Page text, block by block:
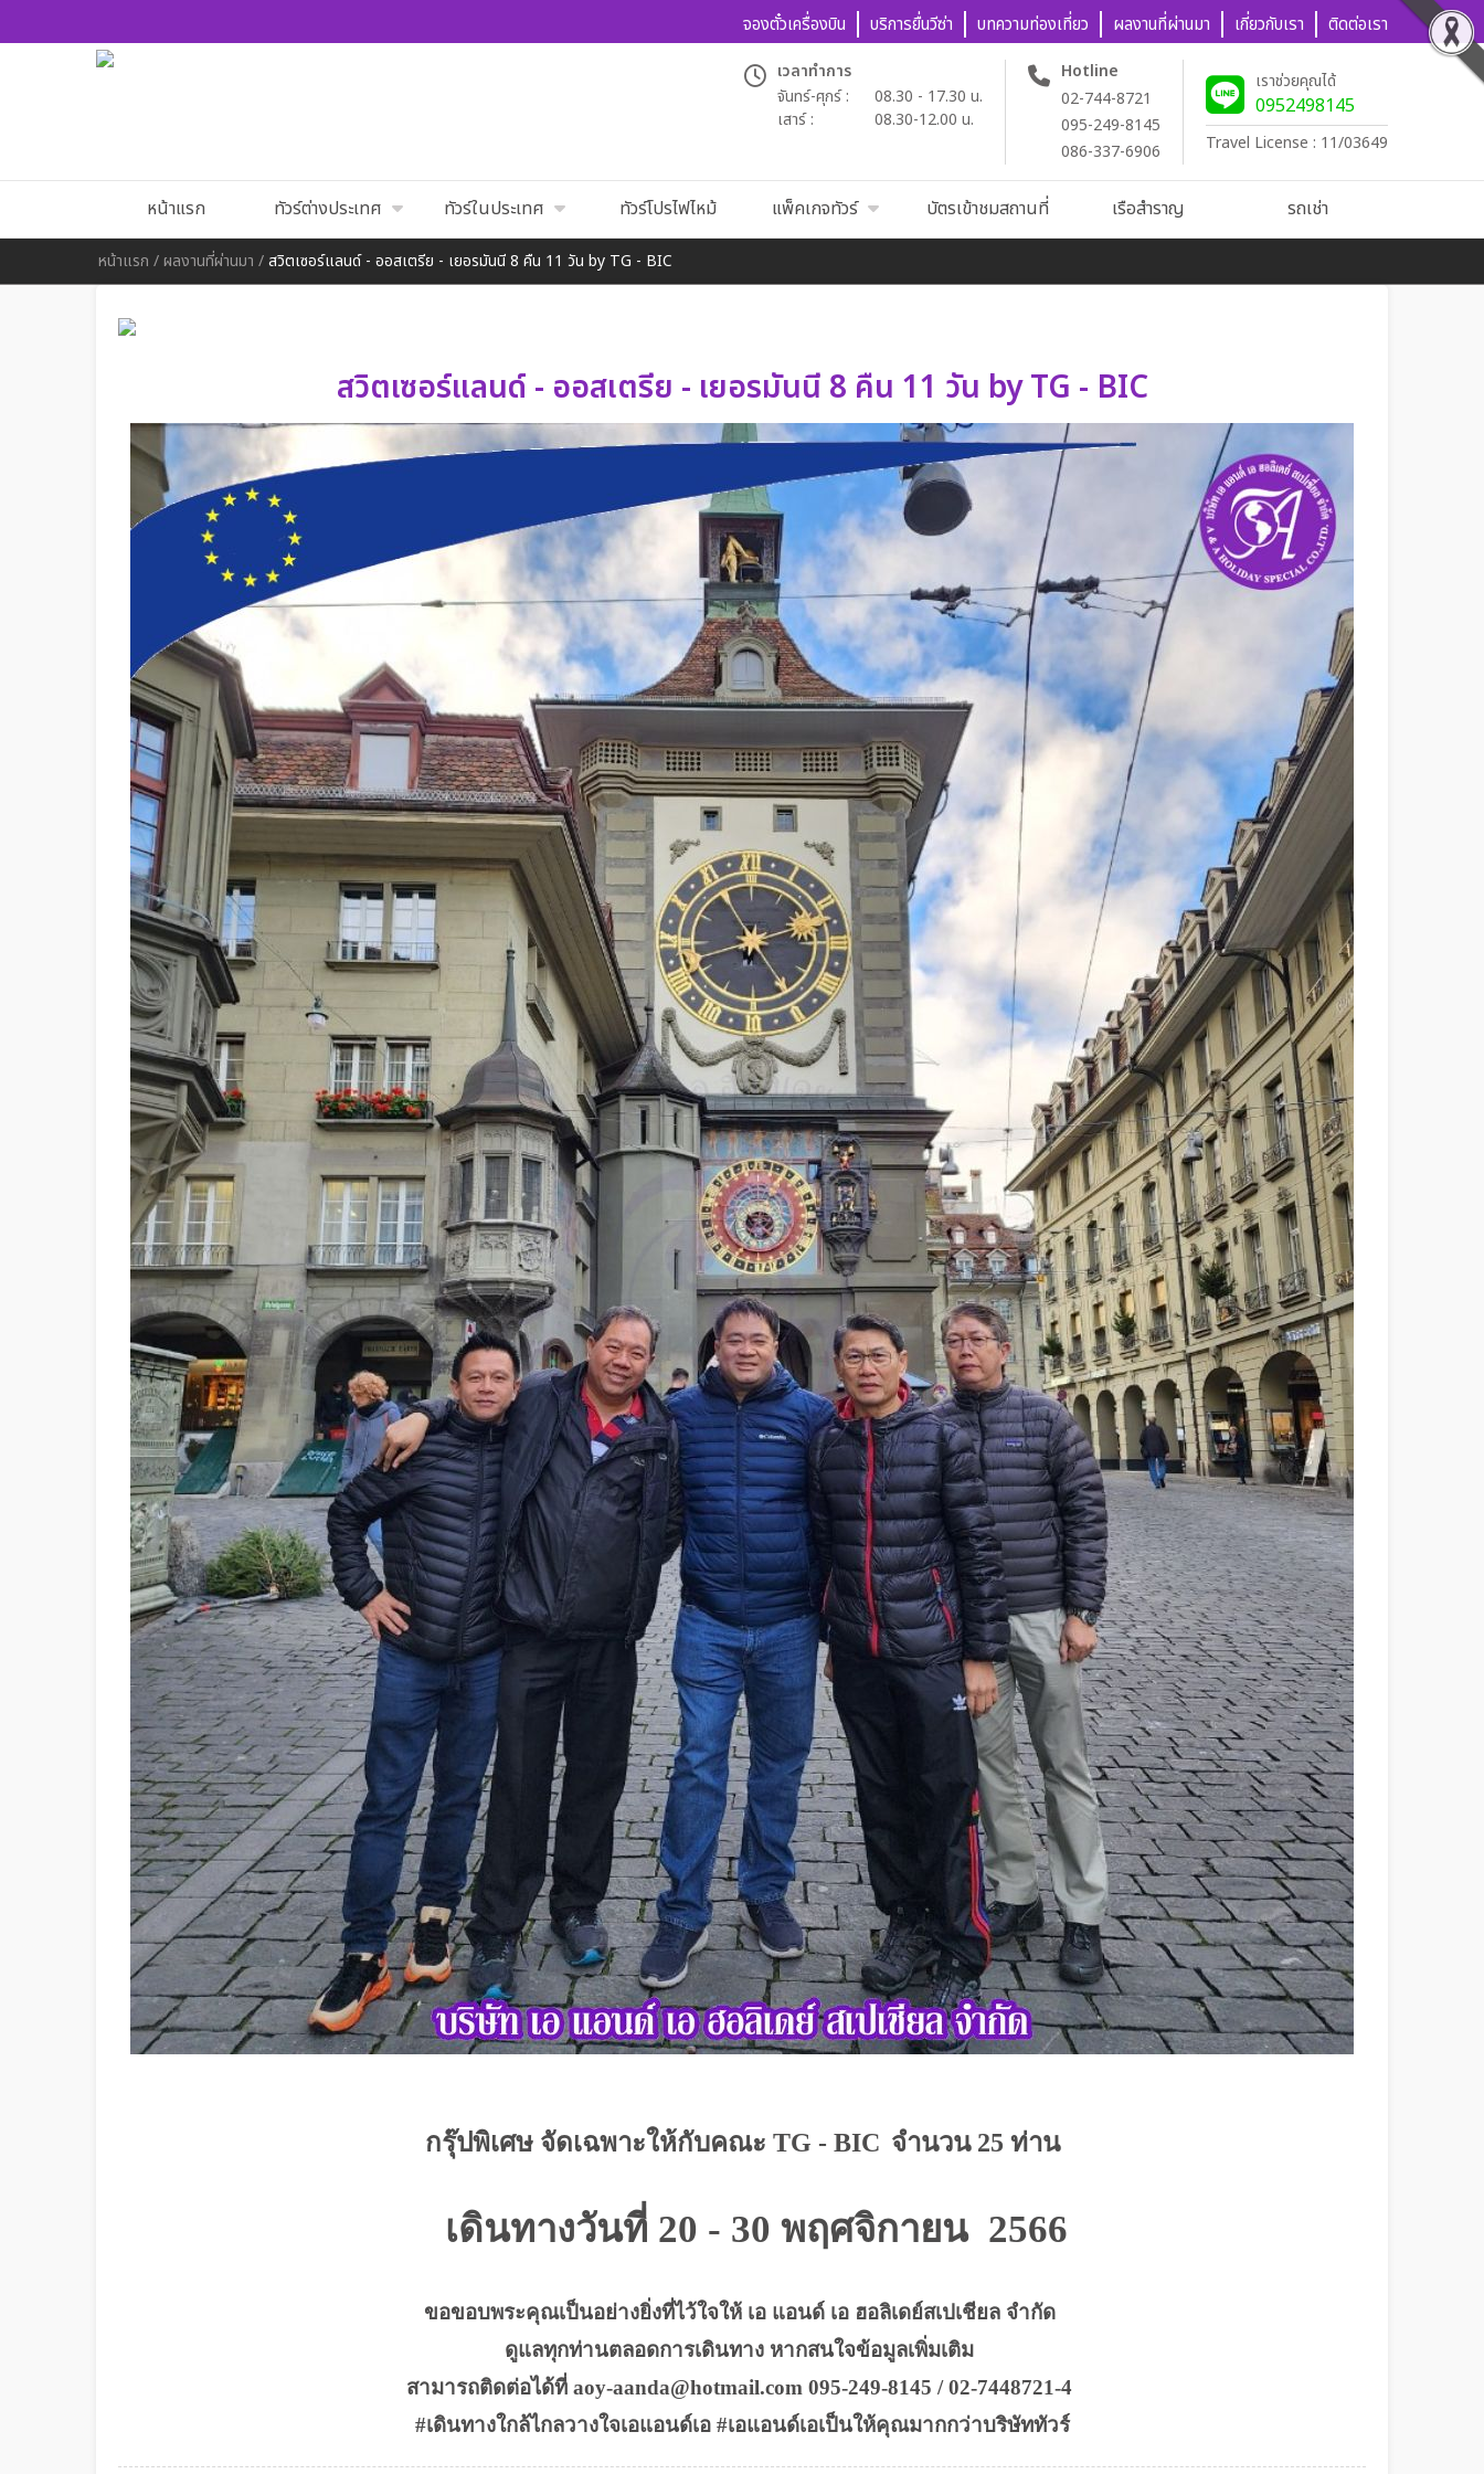
จองตั๋วเครื่องบิน บริการยื่นวีซ่า บทความท่องเที่ยว ผลงานที่ผ่านมา เกี่ยวกับเรา ติดต่อเรา
เวลาทำการ
จันทร์-ศุกร์ :
08.30 - 17.30 น.
เสาร์ :
08.30-12.00 น.
Hotline
02-744-8721
095-249-8145
086-337-6906
เราช่วยคุณได้
0952498145
Travel License : 11/03649
หน้าแรก ทัวร์ต่างประเทศ ทัวร์ในประเทศ ทัวร์โปรไฟไหม้ แพ็คเกจทัวร์ บัตรเข้าชมสถานที่ เรือสำราญ รถเช่า
หน้าแรก /ผลงานที่ผ่านมา /สวิตเซอร์แลนด์ - ออสเตรีย - เยอรมันนี 8 คืน 11 วัน by TG - BIC
สวิตเซอร์แลนด์ - ออสเตรีย - เยอรมันนี 8 คืน 11 วัน by TG - BIC
กรุ๊ปพิเศษ จัดเฉพาะให้กับคณะ TG - BIC จำนวน 25 ท่าน
เดินทางวันที่ 20 - 30 พฤศจิกายน 2566
ขอขอบพระคุณเป็นอย่างยิ่งที่ไว้ใจให้ เอ แอนด์ เอ ฮอลิเดย์สเปเชียล จำกัด
ดูแลทุกท่านตลอดการเดินทาง หากสนใจข้อมูลเพิ่มเติม
สามารถติดต่อได้ที่ aoy-aanda@hotmail.com 095-249-8145 / 02-7448721-4
#เดินทางใกล้ไกลวางใจเอแอนด์เอ #เอแอนด์เอเป็นให้คุณมากกว่าบริษัททัวร์